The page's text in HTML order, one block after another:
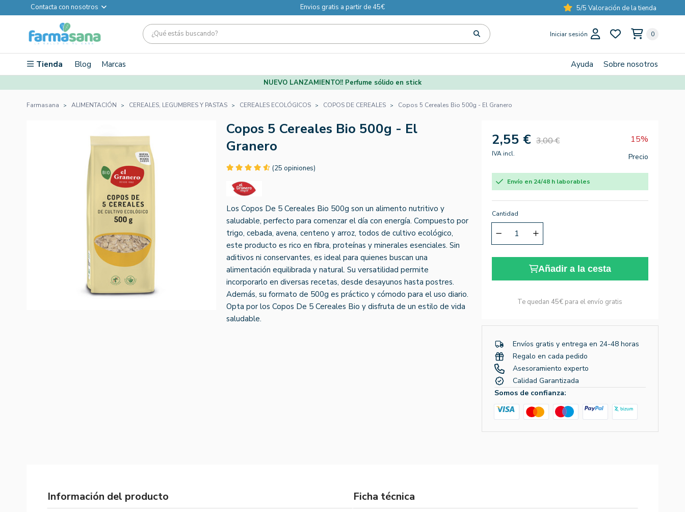
Contacta con nosotros Envios gratis a partir de 45€ 5/5 Valoración de la tienda
Iniciar sesión 0
Tienda Blog Marcas Ayuda Sobre nosotros
NUEVO LANZAMIENTO!! Perfume sólido en stick
Farmasana ALIMENTACIÓN CEREALES, LEGUMBRES Y PASTAS CEREALES ECOLÓGICOS COPOS DE CEREALES Copos 5 Cereales Bio 500g - El Granero
Copos 5 Cereales Bio 500g - El
Granero
(25 opiniones)
Los Copos De 5 Cereales Bio 500g son un alimento nutritivo y
saludable, perfecto para comenzar el día con energía. Compuesto por
trigo, cebada, avena, centeno y arroz, todos de cultivo ecológico,
este producto es rico en fibra, proteínas y minerales esenciales. Sin
aditivos ni conservantes, es ideal para quienes buscan una
alimentación equilibrada y natural. Su versatilidad permite
incorporarlo en diversas recetas, desde desayunos hasta postres.
Además, su formato de 500g es práctico y cómodo para el uso diario.
Opta por los Copos De 5 Cereales Bio y disfruta de un estilo de vida
saludable.
2,55 € 3,00 € 15%
IVA incl. Precio
Envío en 24/48 h laborables
Cantidad
Añadir a la cesta
Te quedan 45€ para el envío gratis
Envíos gratis y entrega en 24-48 horas
Regalo en cada pedido
Asesoramiento experto
Calidad Garantizada
Somos de confianza:
Información del producto Ficha técnica